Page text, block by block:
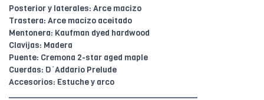
Posterior y laterales: Arce macizo
Trastera: Arce macizo aceitado
Mentonera: Kaufman dyed hardwood
Clavijas: Madera
Puente: Cremona 2-star aged maple
Cuerdas: D´Addario Prelude
Accesorios: Estuche y arco